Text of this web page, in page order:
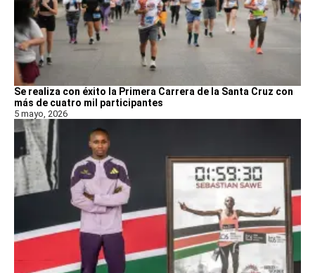
Se realiza con éxito la Primera Carrera de la Santa Cruz con
más de cuatro mil participantes
5 mayo, 2026